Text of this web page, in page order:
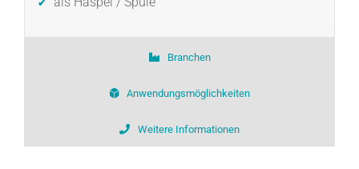
Branchen
Anwendungsmöglichkeiten
Weitere Informationen